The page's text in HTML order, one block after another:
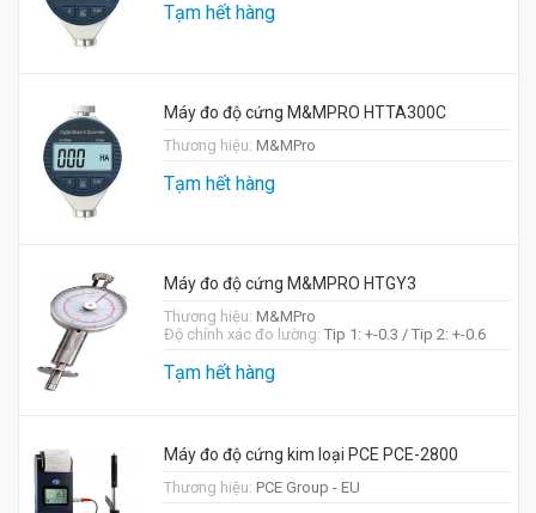
Tạm hết hàng
Máy đo độ cứng M&MPRO HTTA300C
Thương hiệu: M&MPro
Tạm hết hàng
Máy đo độ cứng M&MPRO HTGY3
Thương hiệu: M&MPro
Độ chính xác đo lường:
Tip 1: +-0.3 / Tip 2: +-0.6
Tạm hết hàng
Máy đo độ cứng kim loại PCE PCE-2800
Thương hiệu: PCE Group - EU